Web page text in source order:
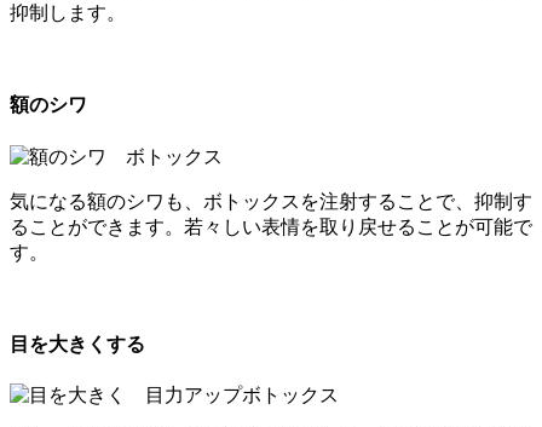
抑制します。
額のシワ
気になる額のシワも、ボトックスを注射することで、抑制す
ることができます。若々しい表情を取り戻せることが可能で
す。
目を大きくする